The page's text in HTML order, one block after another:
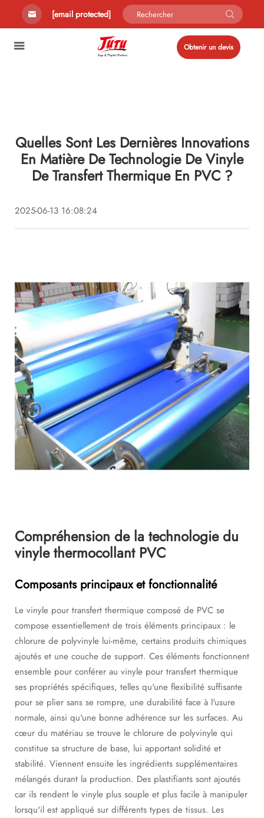
[email protected]
Obtenir un devis
Quelles Sont Les Dernières Innovations
En Matière De Technologie De Vinyle
De Transfert Thermique En PVC ?
2025-06-13 16:08:24
Compréhension de la technologie du
vinyle thermocollant PVC
Composants principaux et fonctionnalité
Le vinyle pour transfert thermique composé de PVC se
compose essentiellement de trois éléments principaux : le
chlorure de polyvinyle lui-même, certains produits chimiques
ajoutés et une couche de support. Ces éléments fonctionnent
ensemble pour conférer au vinyle pour transfert thermique
ses propriétés spécifiques, telles qu'une flexibilité suffisante
pour se plier sans se rompre, une durabilité face à l'usure
normale, ainsi qu'une bonne adhérence sur les surfaces. Au
cœur du matériau se trouve le chlorure de polyvinyle qui
constitue sa structure de base, lui apportant solidité et
stabilité. Viennent ensuite les ingrédients supplémentaires
mélangés durant la production. Des plastifiants sont ajoutés
car ils rendent le vinyle plus souple et plus facile à manipuler
lorsqu'il est appliqué sur différents types de tissus. Les